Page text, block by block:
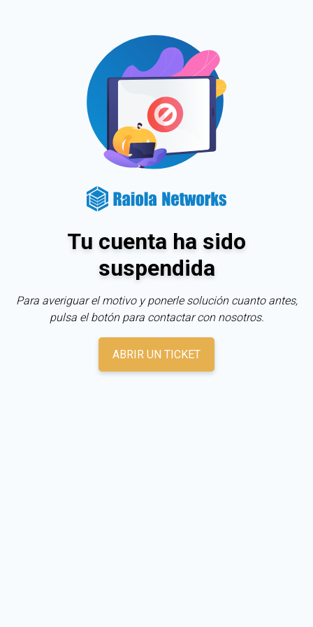
Tu cuenta ha sido
suspendida
Para averiguar el motivo y ponerle solución cuanto antes,
pulsa el botón para contactar con nosotros.
ABRIR UN TICKET